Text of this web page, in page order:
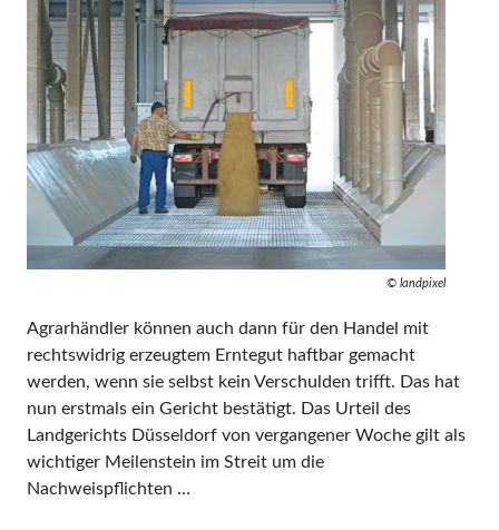
© landpixel
Agrarhändler können auch dann für den Handel mit
rechtswidrig erzeugtem Erntegut haftbar gemacht
werden, wenn sie selbst kein Verschulden trifft. Das hat
nun erstmals ein Gericht bestätigt. Das Urteil des
Landgerichts Düsseldorf von vergangener Woche gilt als
wichtiger Meilenstein im Streit um die
Nachweispflichten …